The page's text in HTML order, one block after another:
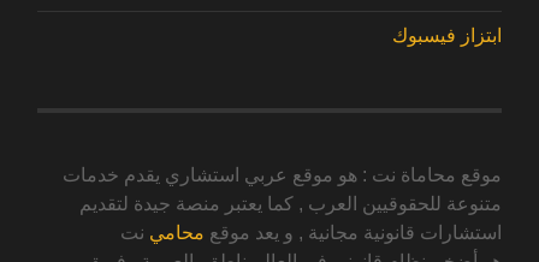
ابتزاز فيسبوك
موقع محاماة نت : هو موقع عربي استشاري يقدم خدمات
متنوعة للحقوقيين العرب , كما يعتبر منصة جيدة لتقديم
استشارات قانونية مجانية , و يعد موقع محامي نت